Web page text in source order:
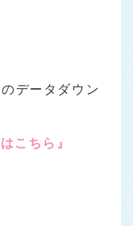
データダウン
こちら』